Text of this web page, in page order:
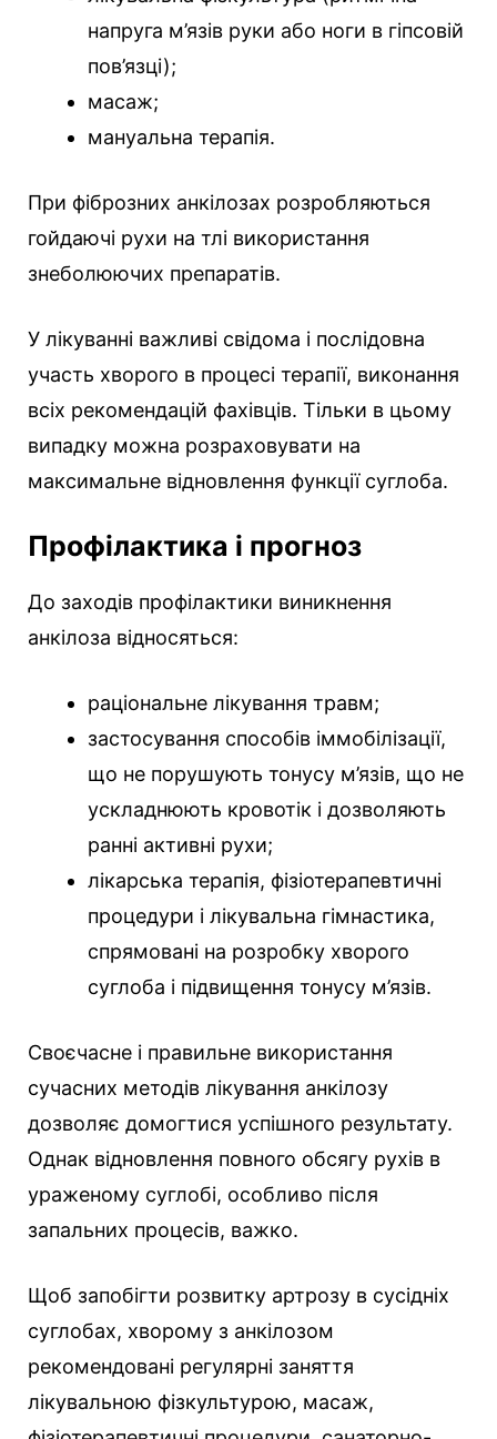
напруга м’язів руки або ноги в гіпсовій
пов’язці);
масаж;
мануальна терапія.
При фіброзних анкілозах розробляються
гойдаючі рухи на тлі використання
знеболюючих препаратів.
У лікуванні важливі свідома і послідовна
участь хворого в процесі терапії, виконання
всіх рекомендацій фахівців. Тільки в цьому
випадку можна розраховувати на
максимальне відновлення функції суглоба.
Профілактика і прогноз
До заходів профілактики виникнення
анкілоза відносяться:
раціональне лікування травм;
застосування способів іммобілізації,
що не порушують тонусу м’язів, що не
ускладнюють кровотік і дозволяють
ранні активні рухи;
лікарська терапія, фізіотерапевтичні
процедури і лікувальна гімнастика,
спрямовані на розробку хворого
суглоба і підвищення тонусу м’язів.
Своєчасне і правильне використання
сучасних методів лікування анкілозу
дозволяє домогтися успішного результату.
Однак відновлення повного обсягу рухів в
ураженому суглобі, особливо після
запальних процесів, важко.
Щоб запобігти розвитку артрозу в сусідніх
суглобах, хворому з анкілозом
рекомендовані регулярні заняття
лікувальною фізкультурою, масаж,